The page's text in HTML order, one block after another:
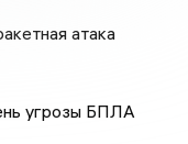
атака
угрозы БПЛА